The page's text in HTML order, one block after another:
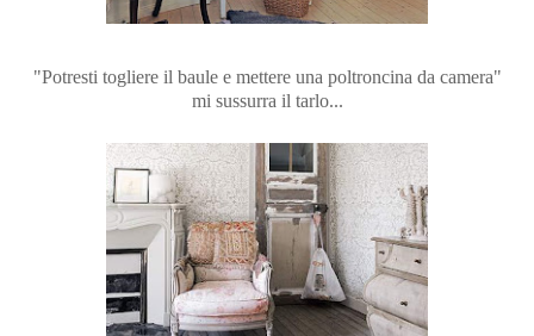
"Potresti togliere il baule e mettere una poltroncina da camera"
mi sussurra il tarlo...